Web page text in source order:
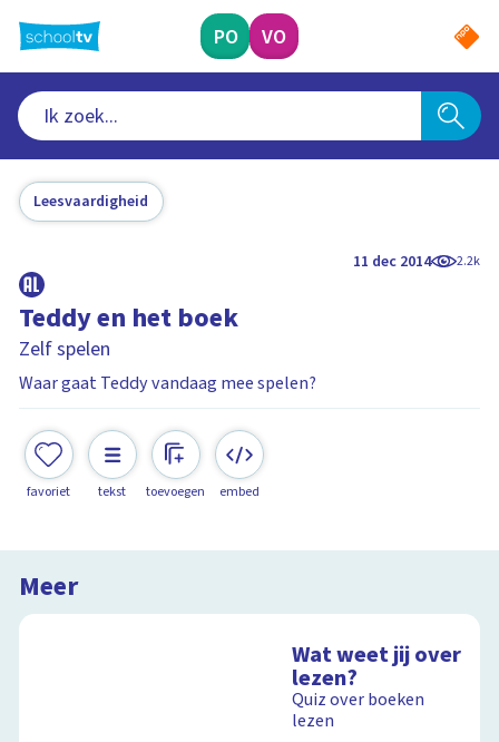
naar
hoofdinhoud
PO VO
Leesvaardigheid
11 dec 2014 2.2k
Teddy en het boek
Zelf spelen
Waar gaat Teddy vandaag mee spelen?
favoriet tekst toevoegen embed
Meer
Wat weet jij over
lezen?
Quiz over boeken
lezen